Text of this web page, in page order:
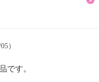
）
です。